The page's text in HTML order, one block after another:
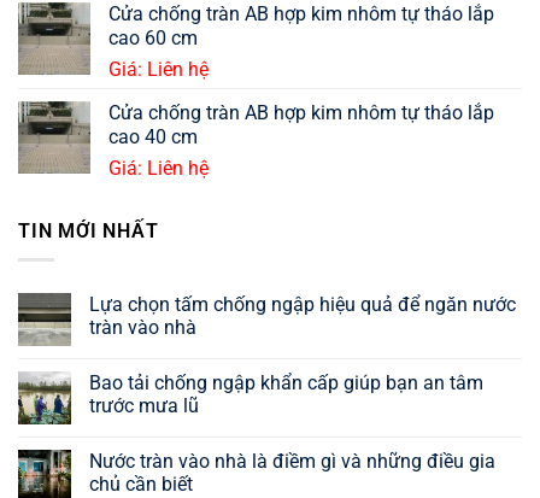
Cửa chống tràn AB hợp kim nhôm tự tháo lắp
cao 60 cm
Giá: Liên hệ
Cửa chống tràn AB hợp kim nhôm tự tháo lắp
cao 40 cm
Giá: Liên hệ
TIN MỚI NHẤT
Lựa chọn tấm chống ngập hiệu quả để ngăn nước
tràn vào nhà
Bao tải chống ngập khẩn cấp giúp bạn an tâm
trước mưa lũ
Nước tràn vào nhà là điềm gì và những điều gia
chủ cần biết